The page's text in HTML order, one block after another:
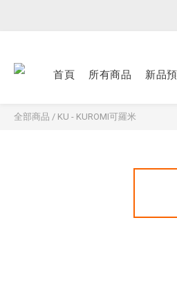
首頁 所有商品 新品
全部商品 / KU - KUROMI可羅米